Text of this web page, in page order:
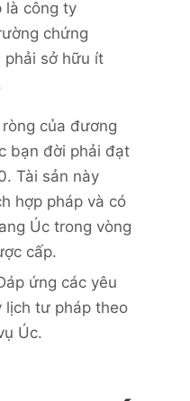
là công ty
chứng
phải sở hữu ít
của đương
bạn đời phải đạt
Tài sản này
hợp pháp và có
Úc trong vòng
cấp.
ứng các yêu
lịch tư pháp theo
Úc.